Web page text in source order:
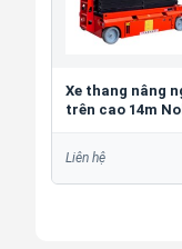
Xe thang nâng
trên cao 14m
Liên hệ